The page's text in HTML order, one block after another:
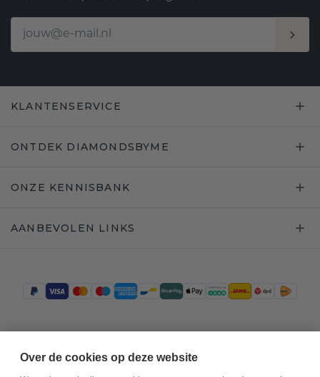
KLANTENSERVICE
ONTDEK DIAMONDSBYME
ONZE KENNISBANK
AANBEVOLEN LINKS
Over de cookies op deze website